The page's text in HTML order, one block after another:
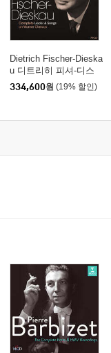
Dietrich Fischer-Dieska
u 디트리히 피셔-디스
카우 워너 레이블 가곡
녹음 전집 (Complete Li
er)
334,600원 (19% 할인)